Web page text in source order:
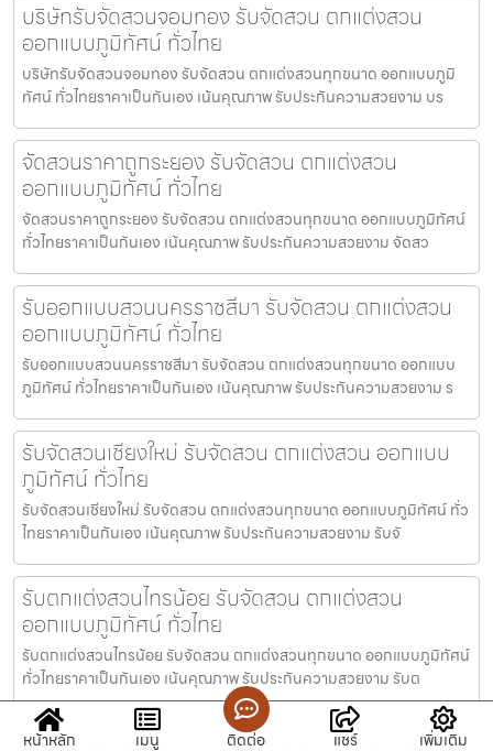
บริษัทรับจัดสวนจอมทอง รับจัดสวน ตกแต่งสวน
ออกแบบภูมิทัศน์ ทั่วไทย
บริษัทรับจัดสวนจอมทอง รับจัดสวน ตกแต่งสวนทุกขนาด ออกแบบภูมิ
ทัศน์ ทั่วไทยราคาเป็นกันเอง เน้นคุณภาพ รับประกันความสวยงาม บร
จัดสวนราคาถูกระยอง รับจัดสวน ตกแต่งสวน
ออกแบบภูมิทัศน์ ทั่วไทย
จัดสวนราคาถูกระยอง รับจัดสวน ตกแต่งสวนทุกขนาด ออกแบบภูมิทัศน์
ทั่วไทยราคาเป็นกันเอง เน้นคุณภาพ รับประกันความสวยงาม จัดสว
รับออกแบบสวนนครราชสีมา รับจัดสวน ตกแต่งสวน
ออกแบบภูมิทัศน์ ทั่วไทย
รับออกแบบสวนนครราชสีมา รับจัดสวน ตกแต่งสวนทุกขนาด ออกแบบ
ภูมิทัศน์ ทั่วไทยราคาเป็นกันเอง เน้นคุณภาพ รับประกันความสวยงาม ร
รับจัดสวนเชียงใหม่ รับจัดสวน ตกแต่งสวน ออกแบบ
ภูมิทัศน์ ทั่วไทย
รับจัดสวนเชียงใหม่ รับจัดสวน ตกแต่งสวนทุกขนาด ออกแบบภูมิทัศน์ ทั่ว
ไทยราคาเป็นกันเอง เน้นคุณภาพ รับประกันความสวยงาม รับจั
รับตกแต่งสวนไทรน้อย รับจัดสวน ตกแต่งสวน
ออกแบบภูมิทัศน์ ทั่วไทย
รับตกแต่งสวนไทรน้อย รับจัดสวน ตกแต่งสวนทุกขนาด ออกแบบภูมิทัศน์
ทั่วไทยราคาเป็นกันเอง เน้นคุณภาพ รับประกันความสวยงาม รับต
รับจัดสวนราคาถูก ไทรน้อย รับจัดสวน ตกแต่งสวน
หน้าหลัก เมนู ติดต่อ แชร์ เพิ่มเติม